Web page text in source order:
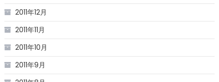
2011年12月
2011年11月
2011年10月
2011年9月